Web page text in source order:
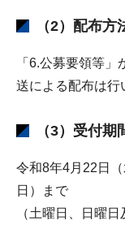
（2）配布方
「6.公募要領等
送による配布は行
（3）受付期
令和8年4月22日
日）まで
（土曜日、日曜